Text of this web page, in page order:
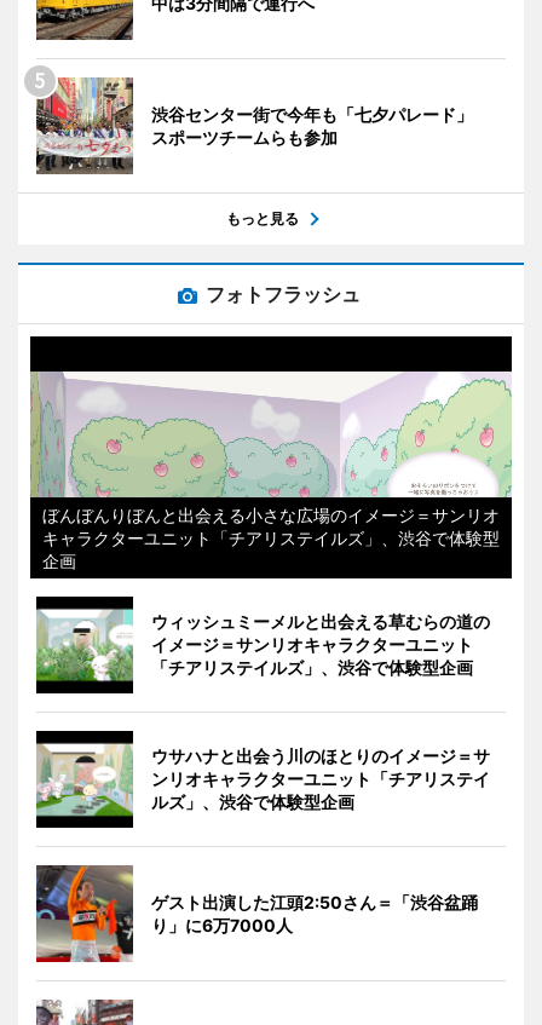
渋谷センター街で今年も「七夕パレード」
スポーツチームらも参加
もっと見る
フォトフラッシュ
ぼんぼんりぼんと出会える小さな広場のイメージ＝サンリオ
キャラクターユニット「チアリステイルズ」、渋谷で体験型
企画
ウィッシュミーメルと出会える草むらの道の
イメージ＝サンリオキャラクターユニット
「チアリステイルズ」、渋谷で体験型企画
ウサハナと出会う川のほとりのイメージ＝サ
ンリオキャラクターユニット「チアリステイ
ルズ」、渋谷で体験型企画
ゲスト出演した江頭2:50さん＝「渋谷盆踊
り」に6万7000人